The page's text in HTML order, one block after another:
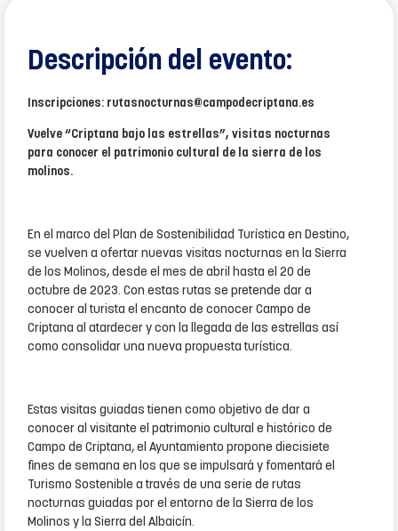
Descripción del evento:
Inscripciones: rutasnocturnas@campodecriptana.es
Vuelve “Criptana bajo las estrellas”, visitas nocturnas
para conocer el patrimonio cultural de la sierra de los
molinos.
En el marco del Plan de Sostenibilidad Turística en Destino,
se vuelven a ofertar nuevas visitas nocturnas en la Sierra
de los Molinos, desde el mes de abril hasta el 20 de
octubre de 2023. Con estas rutas se pretende dar a
conocer al turista el encanto de conocer Campo de
Criptana al atardecer y con la llegada de las estrellas así
como consolidar una nueva propuesta turística.
Estas visitas guiadas tienen como objetivo de dar a
conocer al visitante el patrimonio cultural e histórico de
Campo de Criptana, el Ayuntamiento propone diecisiete
fines de semana en los que se impulsará y fomentará el
Turismo Sostenible a través de una serie de rutas
nocturnas guiadas por el entorno de la Sierra de los
Molinos y la Sierra del Albaicín.